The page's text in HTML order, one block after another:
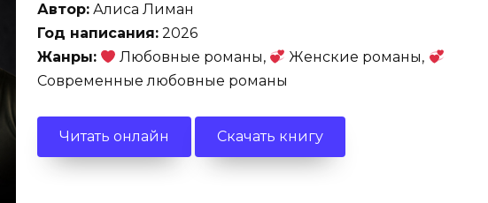
Автор: Алиса Лиман
Год написания: 2026
Жанры:
Любовные романы,
Женские романы,
Современные любовные романы
Читать онлайн Скачать книгу